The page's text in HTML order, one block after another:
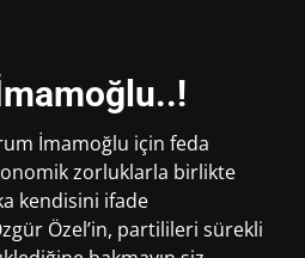
İmamoğlu için feda
zorluklarla birlikte
kendisini ifade
Özel’in, partilileri sürekli